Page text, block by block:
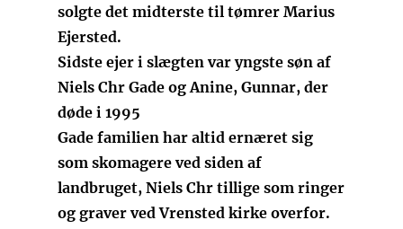
solgte det midterste til tømrer Marius
Ejersted.
Sidste ejer i slægten var yngste søn af
Niels Chr Gade og Anine, Gunnar, der
døde i 1995
Gade familien har altid ernæret sig
som skomagere ved siden af
landbruget, Niels Chr tillige som ringer
og graver ved Vrensted kirke overfor.